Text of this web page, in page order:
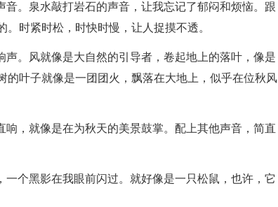
音。泉水敲打岩石的声音，让我忘记了郁闷和烦恼。跟
时紧时松，时快时慢，让人捉摸不透。
。风就像是大自然的引导者，卷起地上的落叶，像是
叶子就像是一团团火，飘落在大地上，似乎在位秋风
响，就像是在为秋天的美景鼓掌。配上其他声音，简直
一个黑影在我眼前闪过。就好像是一只松鼠，也许，它